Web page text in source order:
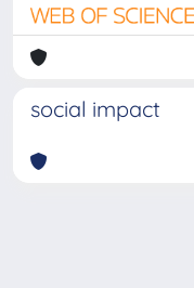
social impact